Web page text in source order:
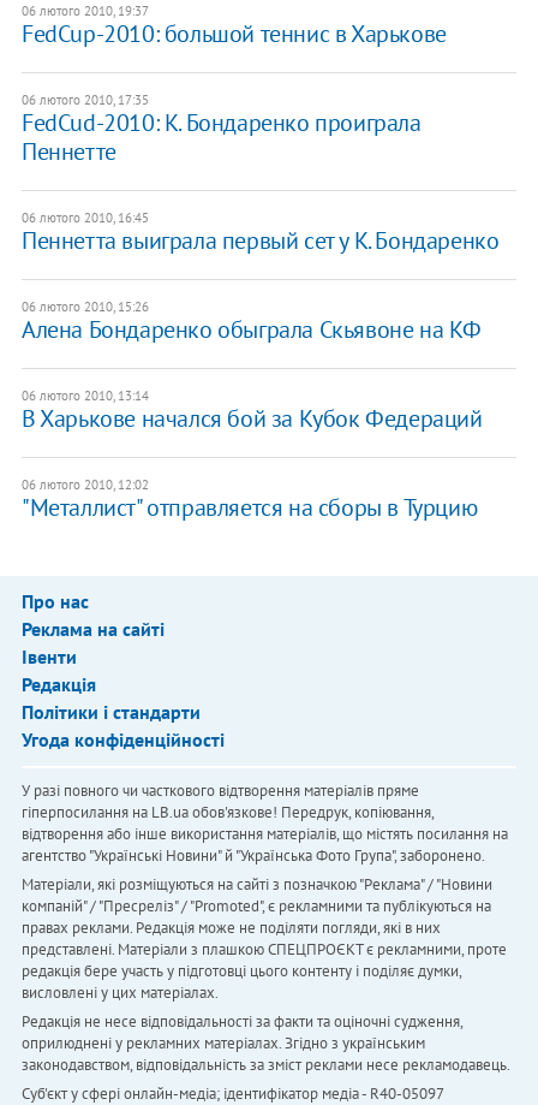
06 лютого 2010, 19:37
FedCup-2010: большой теннис в Харькове
06 лютого 2010, 17:35
FedCud-2010: К. Бондаренко проиграла
Пеннетте
06 лютого 2010, 16:45
Пеннетта выиграла первый сет у К. Бондаренко
06 лютого 2010, 15:26
Алена Бондаренко обыграла Скьявоне на КФ
06 лютого 2010, 13:14
В Харькове начался бой за Кубок Федераций
06 лютого 2010, 12:02
"Металлист" отправляется на сборы в Турцию
Про нас
Реклама на сайті
Івенти
Редакція
Політики і стандарти
Угода конфіденційності
У разі повного чи часткового відтворення матеріалів пряме
гіперпосилання на LB.ua обов'язкове! Передрук, копіювання,
відтворення або інше використання матеріалів, що містять посилання на
агентство "Українськi Новини" й "Українська Фото Група", заборонено.
Матеріали, які розміщуються на сайті з позначкою "Реклама" / "Новини
компаній" / "Пресреліз" / "Promoted", є рекламними та публікуються на
правах реклами. Редакція може не поділяти погляди, які в них
представлені. Матеріали з плашкою СПЕЦПРОЄКТ є рекламними, проте
редакція бере участь у підготовці цього контенту і поділяє думки,
висловлені у цих матеріалах.
Редакція не несе відповідальності за факти та оціночні судження,
оприлюднені у рекламних матеріалах. Згідно з українським
законодавством, відповідальність за зміст реклами несе рекламодавець.
Cуб'єкт у сфері онлайн-медіа; ідентифікатор медіа - R40-05097